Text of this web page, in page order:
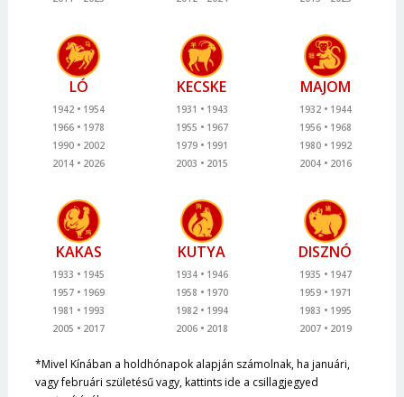
LÓ
1942
1954
1966
1978
1990
2002
2014
2026
KECSKE
1931
1943
1955
1967
1979
1991
2003
2015
MAJOM
1932
1944
1956
1968
1980
1992
2004
2016
KAKAS
1933
1945
1957
1969
1981
1993
2005
2017
KUTYA
1934
1946
1958
1970
1982
1994
2006
2018
DISZNÓ
1935
1947
1959
1971
1983
1995
2007
2019
*Mivel Kínában a holdhónapok alapján számolnak, ha januári,
vagy februári születésű vagy, kattints ide a csillagjegyed